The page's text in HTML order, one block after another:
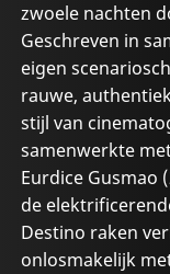
zwoele nachten
Geschreven in
eigen
rauwe,
stijl van
samenwerkte
Eurdice Gusmao
de
Destino raken
onlosmakelijk